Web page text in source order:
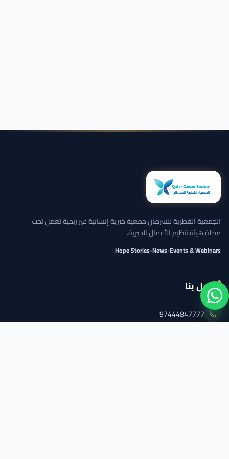
الجمعية القطرية للسرطان جمعية خيرية إنسانية غير ربحية تعمل تحت
مظلة هيئة تنظيم الأعمال الخيرية.
Events & Webinars
•
News
•
Hope Stories
اتصل بنا
97444847777